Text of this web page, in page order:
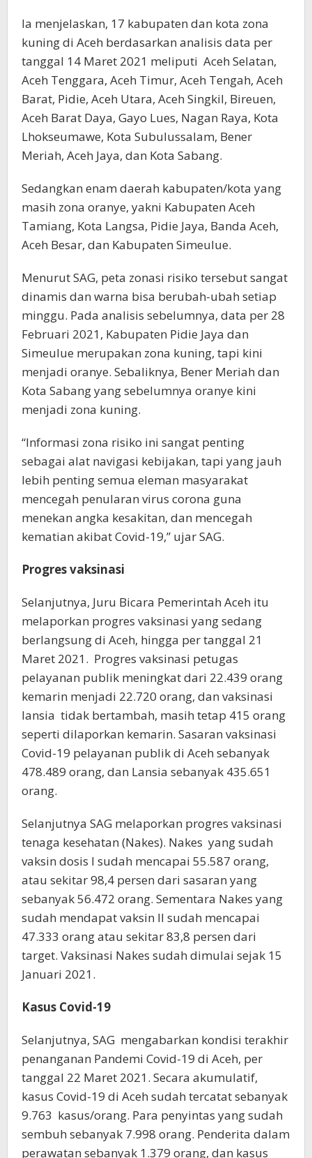
Ia menjelaskan, 17 kabupaten dan kota zona
kuning di Aceh berdasarkan analisis data per
tanggal 14 Maret 2021 meliputi Aceh Selatan,
Aceh Tenggara, Aceh Timur, Aceh Tengah, Aceh
Barat, Pidie, Aceh Utara, Aceh Singkil, Bireuen,
Aceh Barat Daya, Gayo Lues, Nagan Raya, Kota
Lhokseumawe, Kota Subulussalam, Bener
Meriah, Aceh Jaya, dan Kota Sabang.
Sedangkan enam daerah kabupaten/kota yang
masih zona oranye, yakni Kabupaten Aceh
Tamiang, Kota Langsa, Pidie Jaya, Banda Aceh,
Aceh Besar, dan Kabupaten Simeulue.
Menurut SAG, peta zonasi risiko tersebut sangat
dinamis dan warna bisa berubah-ubah setiap
minggu. Pada analisis sebelumnya, data per 28
Februari 2021, Kabupaten Pidie Jaya dan
Simeulue merupakan zona kuning, tapi kini
menjadi oranye. Sebaliknya, Bener Meriah dan
Kota Sabang yang sebelumnya oranye kini
menjadi zona kuning.
“Informasi zona risiko ini sangat penting
sebagai alat navigasi kebijakan, tapi yang jauh
lebih penting semua eleman masyarakat
mencegah penularan virus corona guna
menekan angka kesakitan, dan mencegah
kematian akibat Covid-19,” ujar SAG.
Progres vaksinasi
Selanjutnya, Juru Bicara Pemerintah Aceh itu
melaporkan progres vaksinasi yang sedang
berlangsung di Aceh, hingga per tanggal 21
Maret 2021. Progres vaksinasi petugas
pelayanan publik meningkat dari 22.439 orang
kemarin menjadi 22.720 orang, dan vaksinasi
lansia tidak bertambah, masih tetap 415 orang
seperti dilaporkan kemarin. Sasaran vaksinasi
Covid-19 pelayanan publik di Aceh sebanyak
478.489 orang, dan Lansia sebanyak 435.651
orang.
Selanjutnya SAG melaporkan progres vaksinasi
tenaga kesehatan (Nakes). Nakes yang sudah
vaksin dosis I sudah mencapai 55.587 orang,
atau sekitar 98,4 persen dari sasaran yang
sebanyak 56.472 orang. Sementara Nakes yang
sudah mendapat vaksin II sudah mencapai
47.333 orang atau sekitar 83,8 persen dari
target. Vaksinasi Nakes sudah dimulai sejak 15
Januari 2021.
Kasus Covid-19
Selanjutnya, SAG mengabarkan kondisi terakhir
penanganan Pandemi Covid-19 di Aceh, per
tanggal 22 Maret 2021. Secara akumulatif,
kasus Covid-19 di Aceh sudah tercatat sebanyak
9.763 kasus/orang. Para penyintas yang sudah
sembuh sebanyak 7.998 orang. Penderita dalam
perawatan sebanyak 1.379 orang, dan kasus